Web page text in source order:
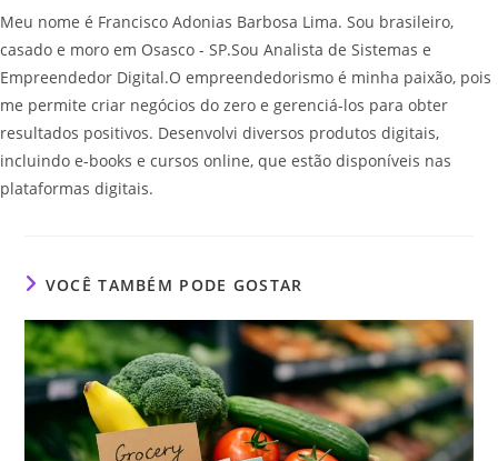
Meu nome é Francisco Adonias Barbosa Lima. Sou brasileiro,
casado e moro em Osasco - SP.Sou Analista de Sistemas e
Empreendedor Digital.O empreendedorismo é minha paixão, pois
me permite criar negócios do zero e gerenciá-los para obter
resultados positivos. Desenvolvi diversos produtos digitais,
incluindo e-books e cursos online, que estão disponíveis nas
plataformas digitais.
VOCÊ TAMBÉM PODE GOSTAR